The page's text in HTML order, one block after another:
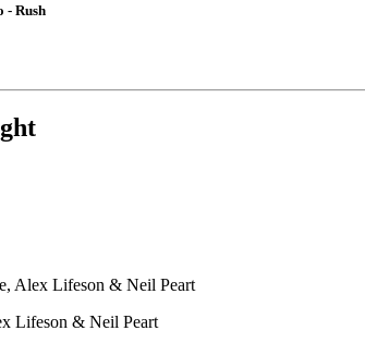
- Rush
Alex Lifeson & Neil Peart
Lifeson & Neil Peart